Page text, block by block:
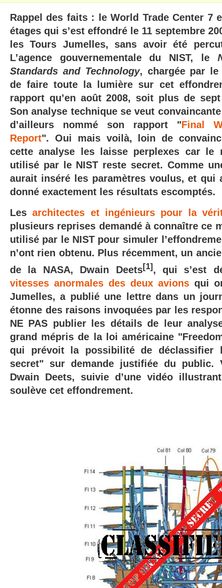
Rappel des faits : le World Trade Center 7
étages qui s’est effondré le 11 septembre
les Tours Jumelles, sans avoir été
L’agence gouvernementale du NIST, le
Standards and Technology, chargée par le
de faire toute la lumière sur cet
rapport qu’en août 2008, soit plus de
Son analyse technique se veut
d’ailleurs nommé son rapport "Final
Report". Oui mais voilà, loin de
cette analyse les laisse perplexes car le
utilisé par le NIST reste secret. Comme
aurait inséré les paramètres voulus, et qui
donné exactement les résultats escomptés.
Lesarchitectes et ingénieurs pour la
plusieurs reprises demandé à connaître ce
utilisé par le NIST pour simuler
n’ont rien obtenu. Plus récemment, un
de la NASA, Dwain Deets[1], qui s’est
vitesses anormales des deux avions qui
Jumelles, a publié une lettre dans un
étonne des raisons invoquées par les
NE PAS publier les détails de leur
grand mépris de la loi américaine
qui prévoit la possibilité de déclassifier
secret" sur demande justifiée du public.
Dwain Deets, suivie d’une vidéo
soulève cet effondrement.